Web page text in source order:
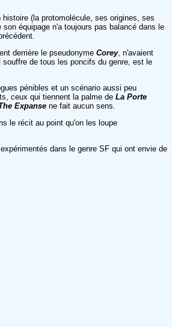
(la protomolécule, ses origines, ses
équipage n'a toujours pas balancé dans le
derrière le pseudonyme Corey, n'avaient
de tous les poncifs du genre, est le
pénibles et un scénario aussi peu
ceux qui tiennent la palme de La Porte
Expanse ne fait aucun sens.
le récit au point qu'on les loupe
dans le genre SF qui ont envie de